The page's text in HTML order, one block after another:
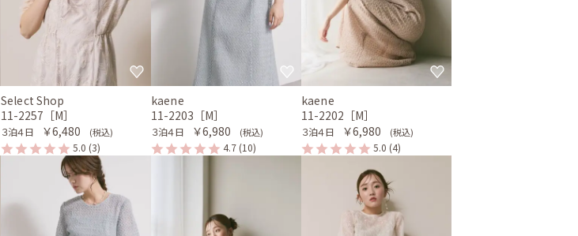
Select Shop
11-2257［M］
３泊４日 ￥6,480 (税込)
5.0 (3)
kaene
11-2203［M］
３泊４日 ￥6,980 (税込)
4.7 (10)
kaene
11-2202［M］
３泊４日 ￥6,980 (税込)
5.0 (4)